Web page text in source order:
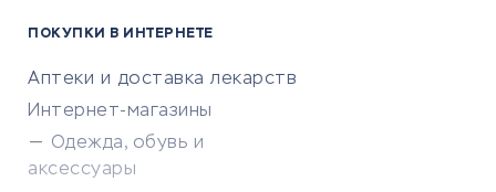
ПОКУПКИ В ИНТЕРНЕТЕ
Аптеки и доставка лекарств
Интернет-магазины
Одежда, обувь и
аксессуары